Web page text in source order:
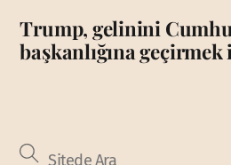
Trump, gelinini
başkanlığına